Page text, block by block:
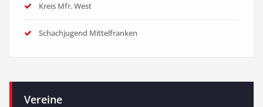
Kreis Mfr. West
Schachjugend Mittelfranken
Vereine